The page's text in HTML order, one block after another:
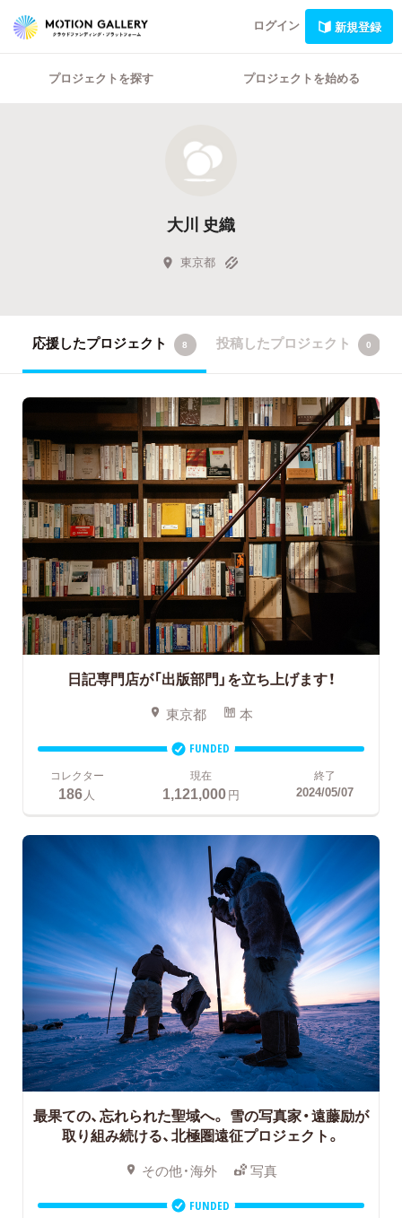
ログイン 新規登録
プロジェクトを探す プロジェクトを始める
大川 史織
東京都
応援したプロジェクト 8 投稿したプロジェクト 0
日記専門店が「出版部門」を立ち上げます！
東京都 本
FUNDED
コレクター
186 人
現在
1,121,000円
終了
2024/05/07
最果ての、忘れられた聖域へ。 雪の写真家・遠藤励が
取り組み続ける、北極圏遠征プロジェクト。
その他・海外 写真
FUNDED